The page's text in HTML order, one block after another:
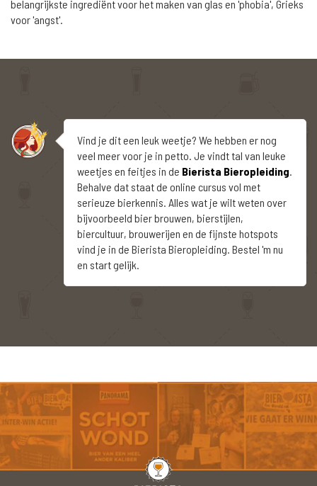
belangrijkste ingrediënt voor het maken van glas en 'phobia', Grieks
voor 'angst'.
Vind je dit een leuk weetje? We hebben er nog
veel meer voor je in petto. Je vindt tal van leuke
weetjes en feitjes in de Bierista Bieropleiding.
Behalve dat staat de online cursus vol met
serieuze bierkennis. Alles wat je wilt weten over
bijvoorbeeld bier brouwen, bierstijlen,
biercultuur, brouwerijen en de fijnste hotspots
vind je in de Bierista Bieropleiding. Bestel 'm nu
en start gelijk.